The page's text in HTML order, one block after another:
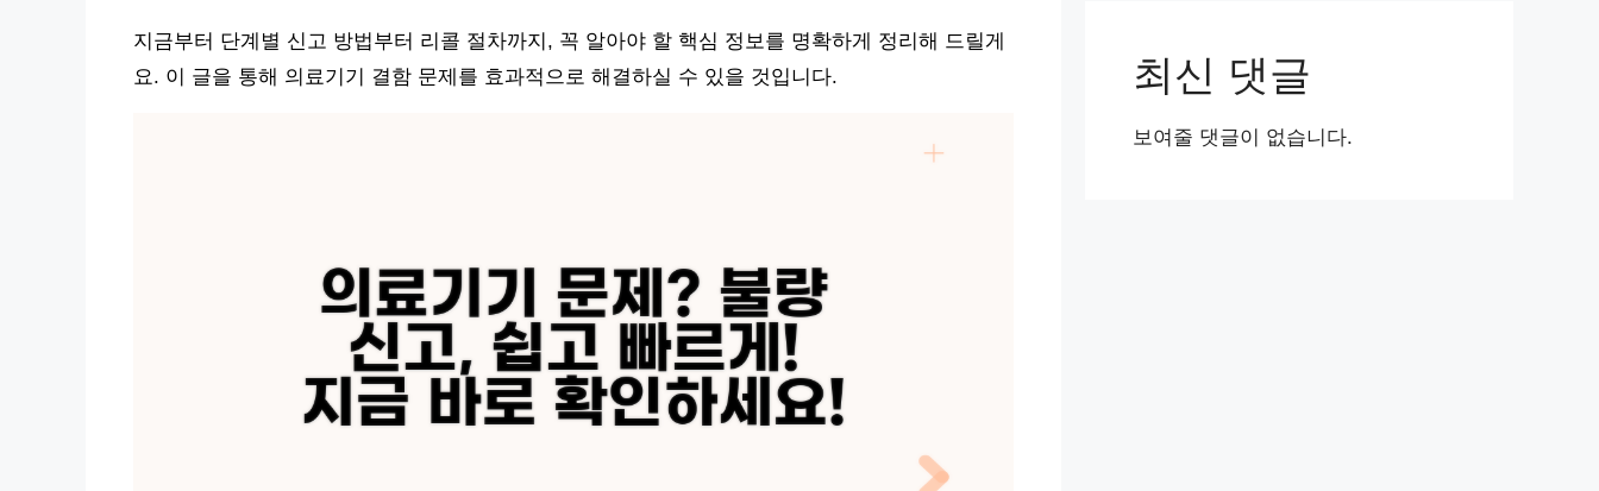
지금부터 단계별 신고 방법부터 리콜 절차까지, 꼭 알아야 할 핵심 정보를 명확하게 정리해 드릴게
요. 이 글을 통해 의료기기 결함 문제를 효과적으로 해결하실 수 있을 것입니다.
최신 댓글
보여줄 댓글이 없습니다.